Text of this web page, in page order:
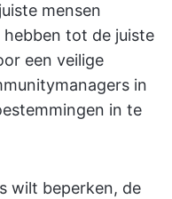
mensen
tot de juiste
een veilige
in
in te
wilt beperken, de